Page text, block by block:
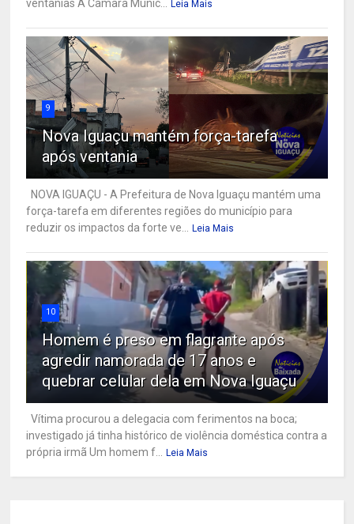
ventanias A Câmara Munic... Leia Mais
9
Nova Iguaçu mantém força-tarefa
após ventania
NOVA IGUAÇU - A Prefeitura de Nova Iguaçu mantém uma
força-tarefa em diferentes regiões do município para
reduzir os impactos da forte ve... Leia Mais
10
Homem é preso em flagrante após
agredir namorada de 17 anos e
quebrar celular dela em Nova Iguaçu
Vítima procurou a delegacia com ferimentos na boca;
investigado já tinha histórico de violência doméstica contra a
própria irmã Um homem f... Leia Mais